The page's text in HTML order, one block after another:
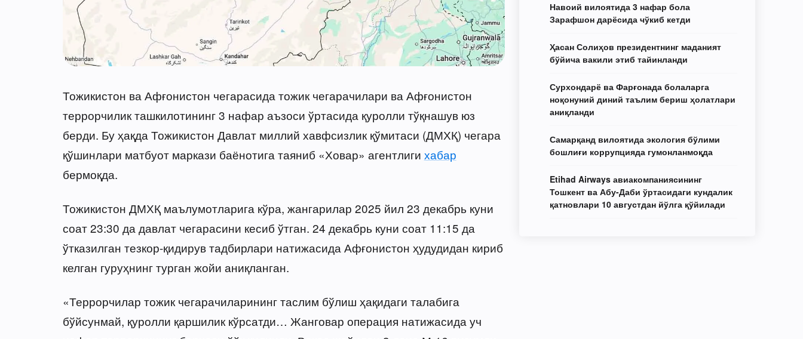
Тожикистон ва Афғонистон чегарасида тожик чегарачилари ва Афғонистон
террорчилик ташкилотининг 3 нафар аъзоси ўртасида қуролли тўқнашув юз
берди. Бу ҳақда Тожикистон Давлат миллий хавфсизлик қўмитаси (ДМХҚ) чегара
қўшинлари матбуот маркази баёнотига таяниб «Ховар» агентлиги хабар
бермоқда.
Тожикистон ДМХҚ маълумотларига кўра, жангарилар 2025 йил 23 декабрь куни
соат 23:30 да давлат чегарасини кесиб ўтган. 24 декабрь куни соат 11:15 да
ўтказилган тезкор-қидирув тадбирлари натижасида Афғонистон ҳудудидан кириб
келган гуруҳнинг турган жойи аниқланган.
«Террорчилар тожик чегарачиларининг таслим бўлиш ҳақидаги талабига
бўйсунмай, қуролли қаршилик кўрсатди… Жанговар операция натижасида уч
Навоий вилоятида 3 нафар бола
Зарафшон дарёсида чўкиб кетди
Ҳасан Солиҳов президентнинг маданият
бўйича вакили этиб тайинланди
Сурхондарё ва Фарғонада болаларга
ноқонуний диний таълим бериш ҳолатлари
аниқланди
Самарқанд вилоятида экология бўлими
бошлиғи коррупцияда гумонланмоқда
Etihad Airways авиакомпаниясининг
Тошкент ва Абу-Даби ўртасидаги кундалик
қатновлари 10 августдан йўлга қўйилади